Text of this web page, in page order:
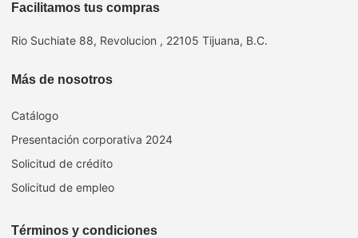
Facilitamos tus compras
Rio Suchiate 88, Revolucion , 22105 Tijuana, B.C.
Más de nosotros
Catálogo
Presentación corporativa 2024
Solicitud de crédito
Solicitud de empleo
Términos y condiciones